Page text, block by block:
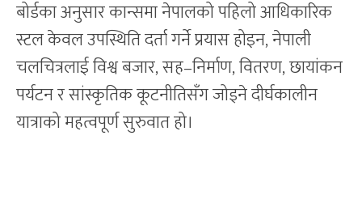
बोर्डका अनुसार कान्समा नेपालको पहिलो आधिकारिक
स्टल केवल उपस्थिति दर्ता गर्ने प्रयास होइन, नेपाली
चलचित्रलाई विश्व बजार, सह–निर्माण, वितरण, छायांकन
पर्यटन र सांस्कृतिक कूटनीतिसँग जोड्ने दीर्घकालीन
यात्राको महत्वपूर्ण सुरुवात हो।